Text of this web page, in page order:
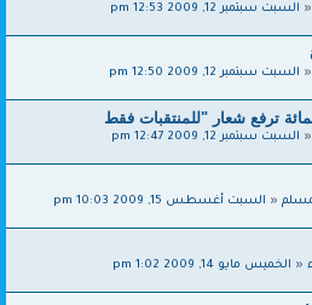
السبت سبتمبر 12, 2009 12:53 pm
السبت سبتمبر 12, 2009 12:50 pm
ترفع شعار "للمنتقبات فقط
السبت سبتمبر 12, 2009 12:47 pm
« السبت أغسطس 15, 2009 10:03 pm
« الخميس مايو 14, 2009 1:02 pm